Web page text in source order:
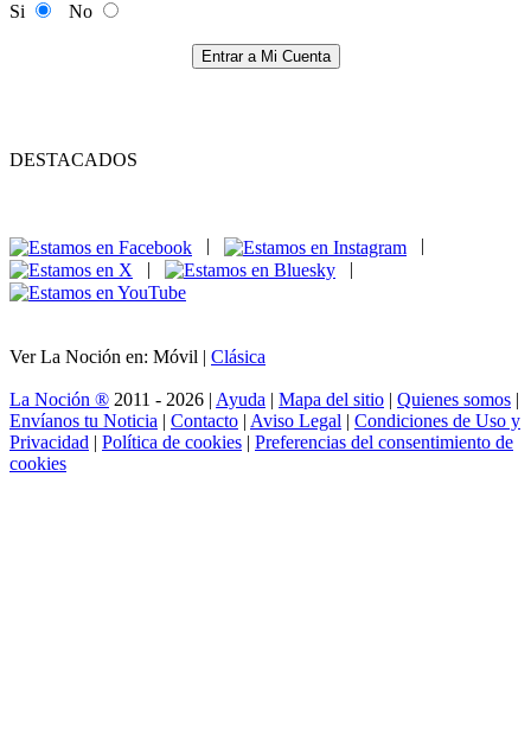
Si
No
Entrar a Mi Cuenta
DESTACADOS
|
|
Ver La Noción en: Móvil | Clásica
La Noción ® 2011 - 2026 | Ayuda | Mapa del sitio | Quienes somos |
Envíanos tu Noticia | Contacto | Aviso Legal | Condiciones de Uso y
Privacidad | Política de cookies | Preferencias del consentimiento de
cookies